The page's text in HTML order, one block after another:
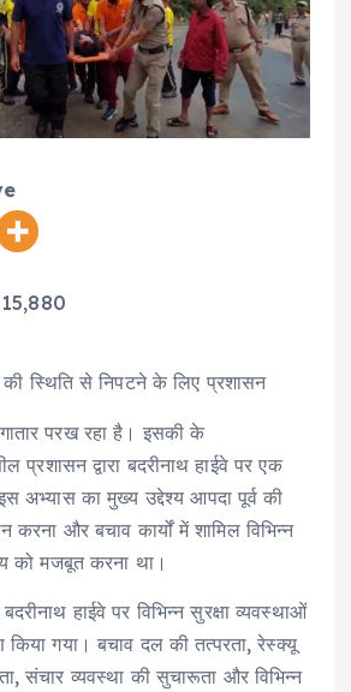
15,880
स्थिति से निपटने के लिए प्रशासन
परख रहा है। इसकी के
प्रशासन द्वारा बदरीनाथ हाईवे पर एक
अभ्यास का मुख्य उद्देश्य आपदा पूर्व की
और बचाव कार्यों में शामिल विभिन्न
को मजबूत करना था।
हाईवे पर विभिन्न सुरक्षा व्यवस्थाओं
किया गया। बचाव दल की तत्परता, रेस्क्यू
संचार व्यवस्था की सुचारूता और विभिन्न